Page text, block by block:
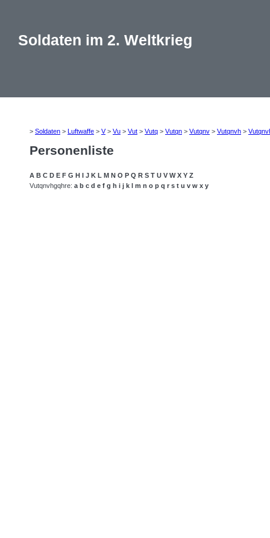
Soldaten im 2. Weltkrieg
> Soldaten > Luftwaffe > V> Vu > Vut > Vutq > Vutqn > Vutqnv > Vutqnvh >
Personenliste
A B C D E F G H I J K L M N O P Q R S T U V W X Y Z
Vutqnvhgqhre: a b c d e f g h i j k l m n o p q r s t u v w x y